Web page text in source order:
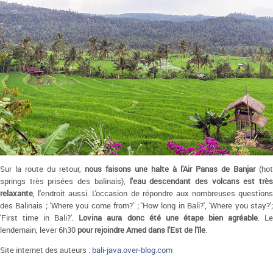
Sur la route du retour, nous faisons une halte à l'Air Panas de Banjar(hot
springs très prisées des balinais), l'eau descendant des volcans est très
relaxante, l'endroit aussi. L'occasion de répondre aux nombreuses questions
des Balinais ; 'Where you come from?' ; 'How long in Bali?', 'Where you stay?';
'First time in Bali?'. Lovina aura donc été une étape bien agréable. Le
lendemain, lever 6h30 pour rejoindre Amed dans l'Est de l'île.
Site internet des auteurs : bali-java.over-blog.com